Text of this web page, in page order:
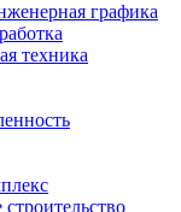
графика
техника